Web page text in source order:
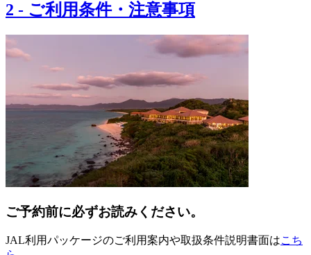
2 - ご利⽤条件・注意事項
ご予約前に必ずお読みください。
JAL利用パッケージのご利用案内や取扱条件説明書面はこち